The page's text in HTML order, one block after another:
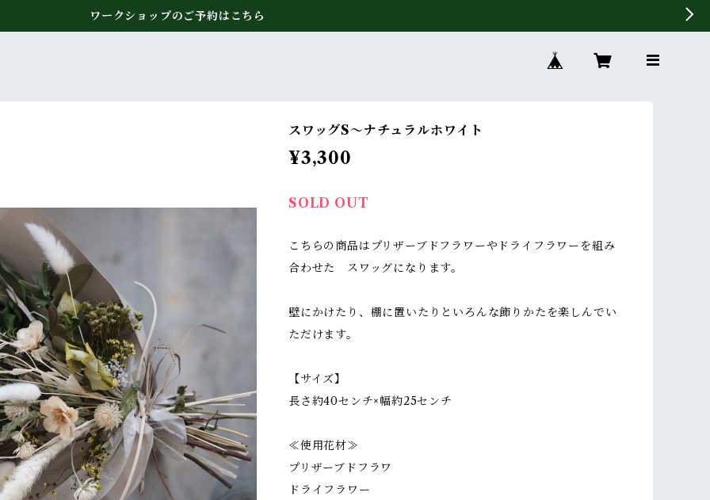
ワークショップのご予約はこちら
スワッグS〜ナチュラルホワイト
¥3,300
SOLD OUT
こちらの商品はプリザーブドフラワーやドライフラワーを組み
合わせた スワッグになります。
壁にかけたり、棚に置いたりといろんな飾りかたを楽しんでい
ただけます。
【サイズ】
長さ約40センチ×幅約25センチ
≪使用花材≫
プリザーブドフラワ
ドライフラワー